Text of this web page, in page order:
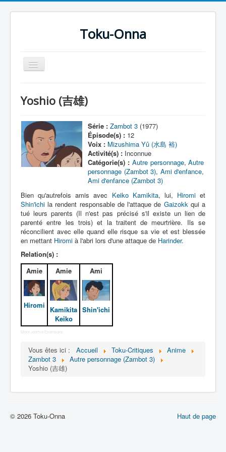
Toku-Onna
Basculer
la
Toku-Actrices
Toku-Critiques
Séries
Films
Dessins
Artiste Asperger
Lexique
Muteki chôjin Zambot 3 (無敵 超人
ザンボット 3) = Surhomme
invincible Zambot 3
Série
Personnages
Véhicules
Objets
Chronologie
Yoshio (吉雄)
Série : Zambot 3 (1977)
Épisode(s) : 12
Voix : Mizushima Yû (水島 裕)
Activité(s) : Inconnue
Catégorie(s) : Autre personnage,Autre
personnage (Zambot 3), Ami d'enfance,
Ami d'enfance (Zambot 3)
Bien qu'autrefois amis avec Keiko Kamikita, lui, Hiromiet
Shin'ichi la rendent responsable de l'attaque de Gaizokkqui a
tué leurs parents (Il n'est pas précisé s'il existe un lien de
parenté entre les trois) et la traitent de meurtrière. Ils se
réconcilient avec elle quand elle risque sa vie et est blessée
en mettant Hiromi à l'abri lors d'une attaque de Harinder.
Relation(s) :
Amie
Hiromi
Amie
Kamikita
Keiko
Ami
Shin'ichi
More Joomla Extensions
Vous êtes ici : Accueil Toku-Critiques
Anime
Zambot 3
Autre personnage (Zambot 3)
Yoshio (吉雄)
Haut de page
© 2026 Toku-Onna